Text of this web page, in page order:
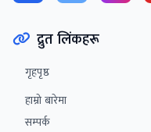
द्रुत लिंकहरू
गृहपृष्ठ
हाम्रो बारेमा
सम्पर्क